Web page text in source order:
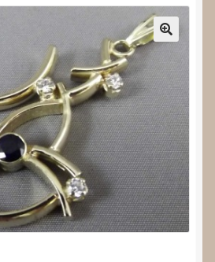
Submenu
uitvouwen